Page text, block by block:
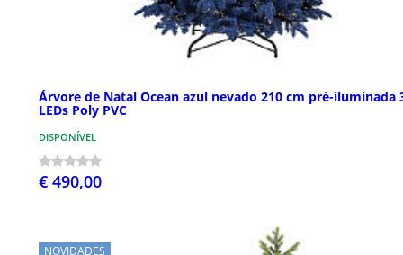
Árvore de Natal Ocean azul nevado 210 cm pré-iluminada
LEDs Poly PVC
DISPONÍVEL
€ 490,00
NOVIDADES